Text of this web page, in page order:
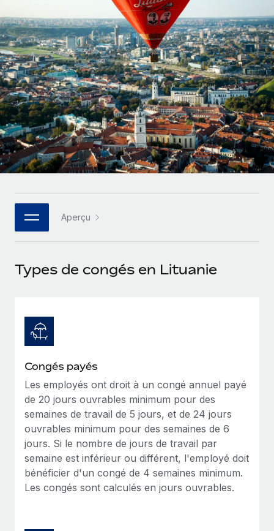
Gestion des freelances
Intégrez et gérez vos freelances partout dans le monde
PEO
Sous-traitez les opérations complexes liées à l’emploi
INFRASTRUCTURE
Intégration Remote
Intégrez vos RH aux flux de travail en toute simplicité
Plateforme
Des fonctions RH clés intégrées pour votre équipe
Connectez n'importe quel outil d’IA à Remote grâce à
notre MCP
Rationalisez vos processus avec des outils essentiels
Demandez aux experts
Recevez des conseils d’experts sur les RH à
l’international et la conformité
Contrôles d’antécédents
Simplifiez vos processus de présélection des
candidats
Remote Watchtower
Gardez un temps d’avance sur les risques en
matière de conformité
Comparer Remote
Examinez notre service par rapport aux autres
CROISSANCE
Start-ups
Des solutions agiles et internationales pour les RH et la
paie des entreprises en pleine croissance
Entreprises intermédiaires
Développez vos équipes avec des solutions RH sur
mesure
Entreprise
Les RH à l’international pour les grandes entreprises
Partenaires stratégiques de la tech
Remote Build
Conseil en intégrations et automatisations assistées par
ÉTUDES DE CAS
Calculateur de paiement des freelances
Découvrez les devises disponibles et les vitesses de
paiement pour vos freelances internationaux
APPRENDRE AVEC REMOTE
Recherche et guides
Études de cas
Checklists et modèles
Descriptions de postes
Événements
Données sur les salaires et les talents
Obtenir de l’aide
Voir toutes les ressources
BLOG
Paie multipays
EOR et PEO
Nederlands
Français
Deutsch
Español
Italiano
Português (Portugal)
日本語
한국어
Connexion
Aperçu
Types de congés en Lituanie
Congés payés
Les employés ont droit à un congé annuel payé
de 20 jours ouvrables minimum pour des
semaines de travail de 5 jours, et de 24 jours
ouvrables minimum pour des semaines de 6
jours. Si le nombre de jours de travail par
semaine est inférieur ou différent, l'employé doit
bénéficier d'un congé de 4 semaines minimum.
Les congés sont calculés en jours ouvrables.